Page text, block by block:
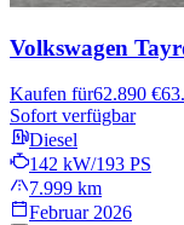
Volkswagen
Kaufen für62.890 €
Sofort verfügbar
Diesel
142 kW/193 PS
7.999 km
Februar 2026